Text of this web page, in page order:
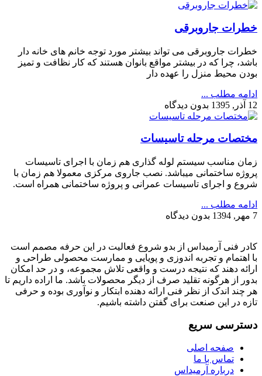
خطرات جاروبرقی
خطرات جاروبرقی می تواند بیشتر مورد توجه خانم های خانه دار
باشد، چرا که در بیشتر مواقع بانوان هستند که کار نظافت و تمیز
بودن محیط منزل را عهده دار
ادامه مطلب ...
12 آذر, 1395
بدون دیدگاه
مختصات مرحله تاسیسات
زمان مناسب سیستم لوله گذاری هم زمان با اجرای تاسیسات
پروژه ساختمانی میباشد. نصب جاروی مرکزی معمولا هم زمان با
شروع و اجرای تاسیسات عمرانی و پروژه ساختمانی همراه است.
ادامه مطلب ...
7 مهر, 1394
بدون دیدگاه
کادر فنی آرمیداس از بدو شروع فعالیت در این حرفه مصمم است
با اهتمام و تجربه اندوزی و پویایی و ممارست محصولی طراحی و
ارائه دهند که نتیجه درست و واقعی تلاش مجموعه، و در حد امکان
بدور از هرگونه تقلید صرف از دیگر محصولات باشد. ما اراده داریم تا
هر چند اندک از نظر فنی ارائه دهنده ابتکار و نوآوری بوده و حرفی
تازه در این صنعت برای گفتن داشته باشیم.
دسترسی سریع
صفحه اصلی
تماس با ما
درباره آرمیداس